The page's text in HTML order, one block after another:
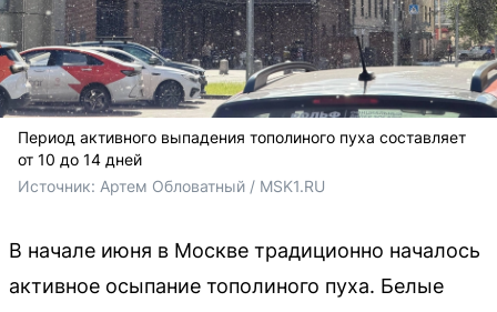
Период активного выпадения тополиного пуха составляет
от 10 до 14 дней
Источник: Артем Обловатный / MSK1.RU
В начале июня в Москве традиционно началось
активное осыпание тополиного пуха. Белые